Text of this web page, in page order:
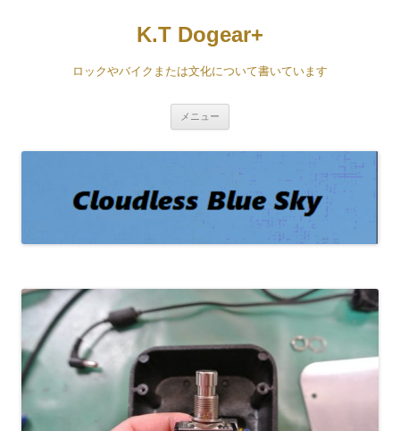
K.T Dogear+
ロックやバイクまたは文化について書いています
メニュー